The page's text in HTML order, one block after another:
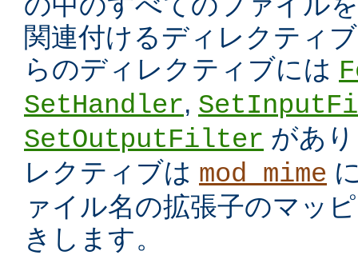
関連付けるディレクティ
らのディレクティブには
SetHandler,
SetOutputFilter があ
レクティブは mod_mime
ァイル名の拡張子のマッ
きします。